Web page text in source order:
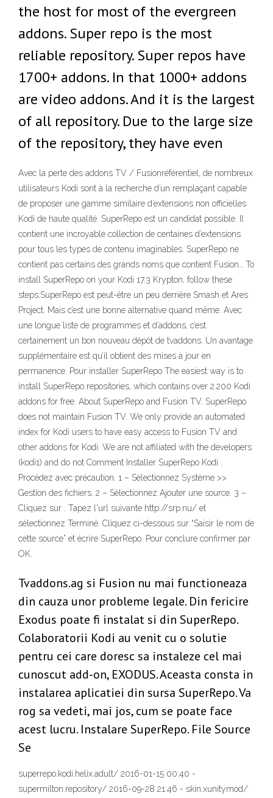
the host for most of the evergreen
addons. Super repo is the most
reliable repository. Super repos have
1700+ addons. In that 1000+ addons
are video addons. And it is the largest
of all repository. Due to the large size
of the repository, they have even
Avec la perte des addons TV / Fusionréférentiel, de nombreux
utilisateurs Kodi sont à la recherche d’un remplaçant capable
de proposer une gamme similaire d’extensions non officielles
Kodi de haute qualité. SuperRepo est un candidat possible. Il
contient une incroyable collection de centaines d’extensions
pour tous les types de contenu imaginables. SuperRepo ne
contient pas certains des grands noms que contient Fusion… To
install SuperRepo on your Kodi 17.3 Krypton, follow these
steps:SuperRepo est peut-être un peu derrière Smash et Ares
Project. Mais c’est une bonne alternative quand même. Avec
une longue liste de programmes et d’addons, c’est
certainement un bon nouveau dépôt de tvaddons. Un avantage
supplémentaire est qu’il obtient des mises à jour en
permanence. Pour installer SuperRepo The easiest way is to
install SuperRepo repositories, which contains over 2.200 Kodi
addons for free. About SuperRepo and Fusion TV. SuperRepo
does not maintain Fusion TV. We only provide an automated
index for Kodi users to have easy access to Fusion TV and
other addons for Kodi. We are not affiliated with the developers
(kodi1) and do not Comment Installer SuperRepo Kodi .
Procédez avec précaution. 1 – Sélectionnez Système >>
Gestion des fichiers. 2 – Sélectionnez Ajouter une source. 3 –
Cliquez sur
. Tapez l'url suivante http://srp.nu/ et
sélectionnez Terminé. Cliquez ci-dessous sur “Saisir le nom de
cette source” et écrire SuperRepo. Pour conclure confirmer par
OK.
Tvaddons.ag si Fusion nu mai functioneaza
din cauza unor probleme legale. Din fericire
Exodus poate fi instalat si din SuperRepo.
Colaboratorii Kodi au venit cu o solutie
pentru cei care doresc sa instaleze cel mai
cunoscut add-on, EXODUS. Aceasta consta in
instalarea aplicatiei din sursa SuperRepo. Va
rog sa vedeti, mai jos, cum se poate face
acest lucru. Instalare SuperRepo. File Source
Se
superrepo.kodi.helix.adult/ 2016-01-15 00:40 -
supermilton.repository/ 2016-09-28 21:46 - skin.xunitymod/